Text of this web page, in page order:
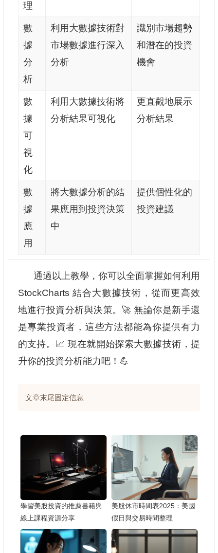
理
數
據
分
析
利用大數據技術對
市場數據進行深入
分析
識別市場趨勢
和潛在的投資
機會
數
據
可
視
化
利用大數據技術將
分析結果可視化
更直觀地展示
分析結果
數
據
應
用
將大數據分析的結
果應用到投資決策
中
提供個性化的
投資建議
通過以上教學，你可以全面掌握如何利用
StockCharts 結合大數據技術，從而更高效
地進行投資分析與決策。🚀 無論你是新手還
是專業投資者，這些方法都能為你提供有力
的支持。📈 現在就開始探索大數據技術，提
升你的投資分析能力吧！💪
文章末尾固定信息
學習美股投資的推薦書籍與
線上課程資源分享
美股休市時間表2025：美國
假日與交易時間整理